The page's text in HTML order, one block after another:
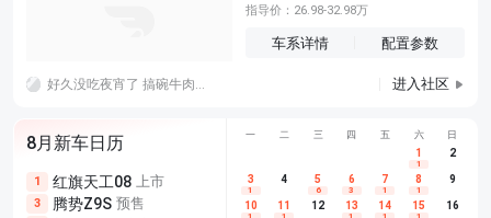
指导价：26.98-32.98万
车系详情 配置参数
好久没吃夜宵了 搞碗牛肉面吧 饿肚子的时候好香啊啊哈哈哈哈哈哈哈哈拿！！ 进入社区
8月新车日历
1 红旗天工08 上市
3 腾势Z9S 预售
尊界V680 上市
享界G9 预售
埃安
长城H10
一 二 三 四 五 六 日
1
1
2
3
1
4 5
6
6
3
7
1
8
1
9
10 11 12 13 14 15 16